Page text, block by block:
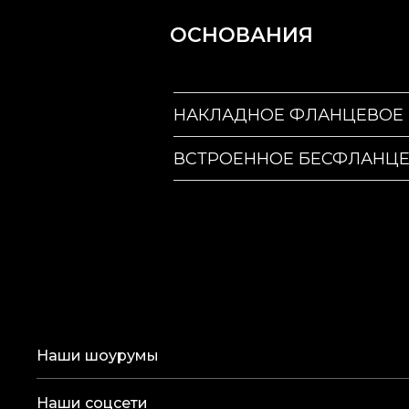
ОСНОВАНИЯ
НАКЛАДНОЕ ФЛАНЦЕВОЕ
ВСТРОЕННОЕ
Наши шоурумы
Наши соцсети